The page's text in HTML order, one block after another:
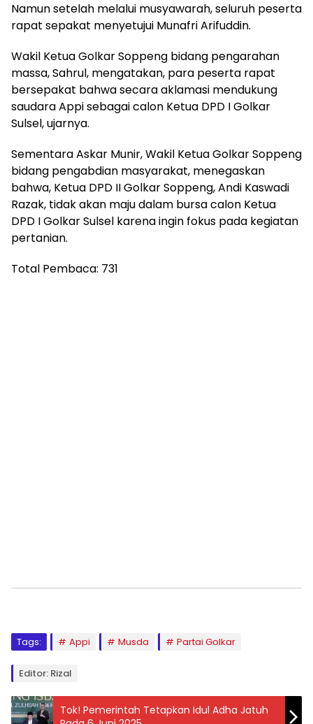
Namun setelah melalui musyawarah, seluruh peserta
rapat sepakat menyetujui Munafri Arifuddin.
Wakil Ketua Golkar Soppeng bidang pengarahan
massa, Sahrul, mengatakan, para peserta rapat
bersepakat bahwa secara aklamasi mendukung
saudara Appi sebagai calon Ketua DPD I Golkar
Sulsel, ujarnya.
Sementara Askar Munir, Wakil Ketua Golkar Soppeng
bidang pengabdian masyarakat, menegaskan
bahwa, Ketua DPD II Golkar Soppeng, Andi Kaswadi
Razak, tidak akan maju dalam bursa calon Ketua
DPD I Golkar Sulsel karena ingin fokus pada kegiatan
pertanian.
Total Pembaca: 731
Tags: Appi Musda Partai Golkar
Editor: Rizal
Tok! Pemerintah Tetapkan Idul Adha Jatuh